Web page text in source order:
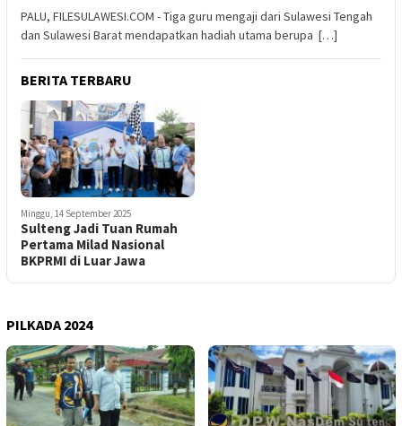
PALU, FILESULAWESI.COM - Tiga guru mengaji dari Sulawesi Tengah
dan Sulawesi Barat mendapatkan hadiah utama berupa […]
BERITA TERBARU
Minggu, 14 September 2025
Sulteng Jadi Tuan Rumah
Pertama Milad Nasional
BKPRMI di Luar Jawa
PILKADA 2024